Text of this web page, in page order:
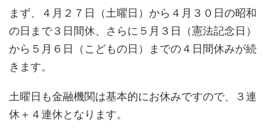
まず、４月２７日（土曜日）から４月３０日の昭和
の日まで３日間休、さらに５月３日（憲法記念日）
から５月６日（こどもの日）までの４日間休みが続
きます。
土曜日も金融機関は基本的にお休みですので、３連
休＋４連休となります。